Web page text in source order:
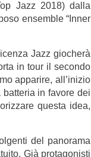
Jazz 2018) dalla
ensemble “Inner
Jazz giocherà
in tour il secondo
apparire, all’inizio
in favore dei
questa idea,
del panorama
Già protagonisti